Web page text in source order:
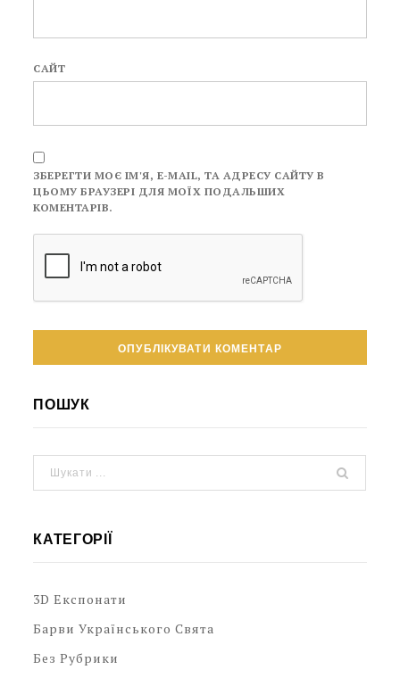
САЙТ
ЗБЕРЕГТИ МОЄ ІМ'Я, E-MAIL, ТА АДРЕСУ САЙТУ В
ЦЬОМУ БРАУЗЕРІ ДЛЯ МОЇХ ПОДАЛЬШИХ
КОМЕНТАРІВ.
ПОШУК
КАТЕГОРІЇ
3D Експонати
Барви Українського Свята
Без Рубрики